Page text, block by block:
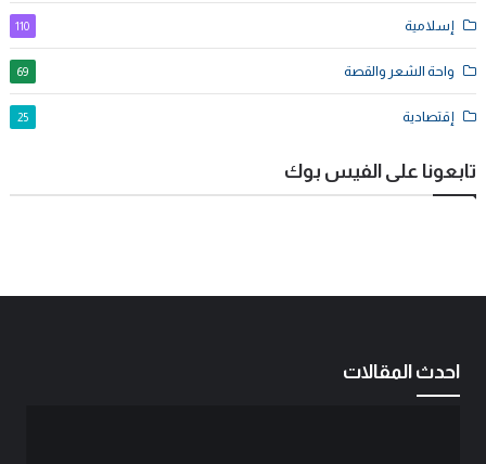
إسلامية 110
واحة الشعر والقصة 69
إقتصادية 25
تابعونا على الفيس بوك
احدث المقالات